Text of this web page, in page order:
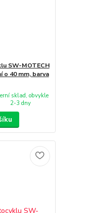
SW-MOTECH
o 40 mm, barva
sklad, obvykle
2-3 dny